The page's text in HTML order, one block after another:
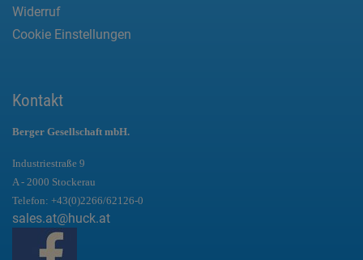
Widerruf
Cookie Einstellungen
Kontakt
Berger Gesellschaft mbH.
Industriestraße 9
A - 2000 Stockerau
Telefon: +43(0)2266/62126-0
sales.at@huck.at